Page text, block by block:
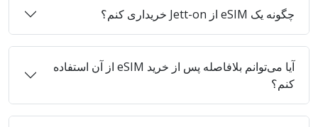
چگونه یک eSIM از Jett-on خریداری کنم؟
آیا می‌توانم بلافاصله پس از خرید eSIM از آن استفاده
کنم؟